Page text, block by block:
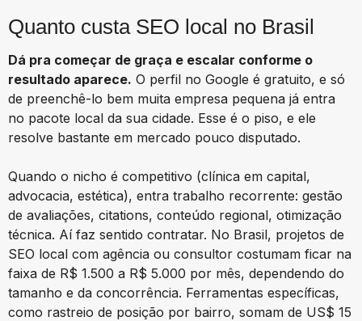
Quanto custa SEO local no Brasil
Dá pra começar de graça e escalar conforme o
resultado aparece. O perfil no Google é gratuito, e só
de preenchê-lo bem muita empresa pequena já entra
no pacote local da sua cidade. Esse é o piso, e ele
resolve bastante em mercado pouco disputado.
Quando o nicho é competitivo (clínica em capital,
advocacia, estética), entra trabalho recorrente: gestão
de avaliações, citations, conteúdo regional, otimização
técnica. Aí faz sentido contratar. No Brasil, projetos de
SEO local com agência ou consultor costumam ficar na
faixa de R$ 1.500 a R$ 5.000 por mês, dependendo do
tamanho e da concorrência. Ferramentas específicas,
como rastreio de posição por bairro, somam de US$ 15